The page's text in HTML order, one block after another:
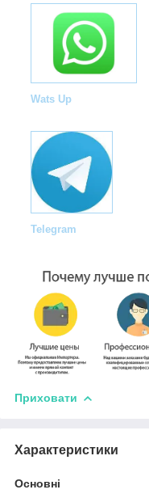
Wats Up
Telegram
Приховати
Характеристики
Основні